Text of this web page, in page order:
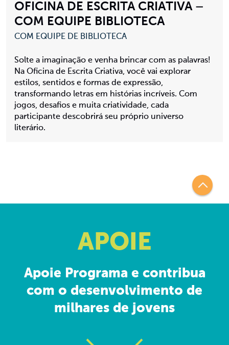
OFICINA DE ESCRITA CRIATIVA –
COM EQUIPE BIBLIOTECA
COM EQUIPE DE BIBLIOTECA
Solte a imaginação e venha brincar com as palavras!
Na Oficina de Escrita Criativa, você vai explorar
estilos, sentidos e formas de expressão,
transformando letras em histórias incríveis. Com
jogos, desafios e muita criatividade, cada
participante descobrirá seu próprio universo
literário.
APOIE
Apoie Programa e contribua
com o desenvolvimento de
milhares de jovens